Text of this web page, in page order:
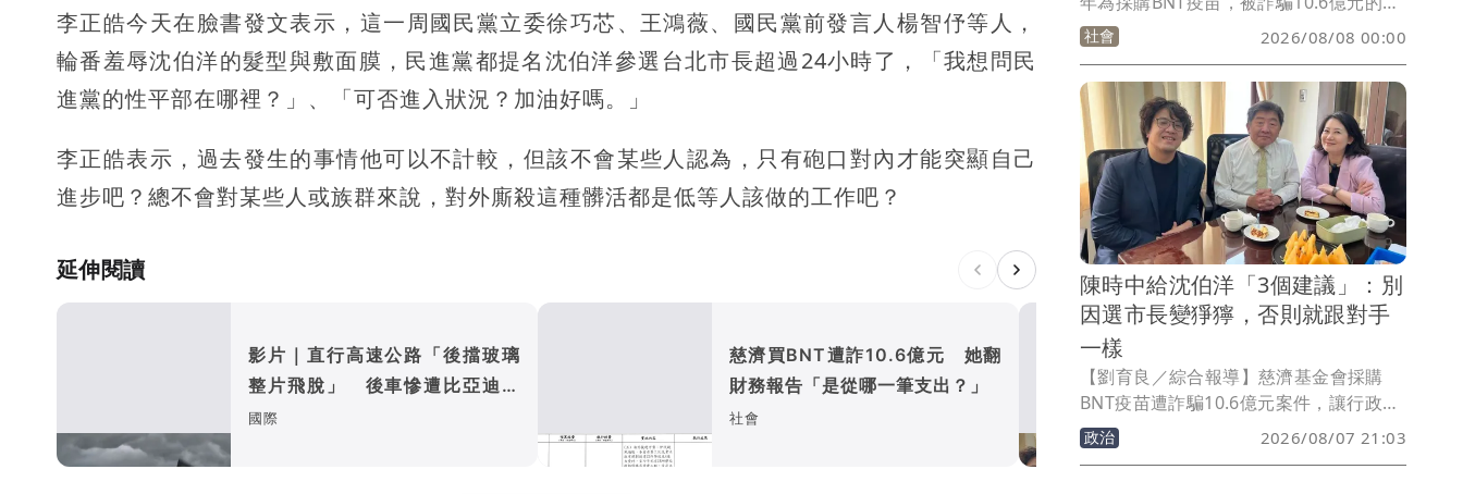
李正皓今天在臉書發文表示，這一周國民黨立委徐巧芯、王鴻薇、國民黨前發言人楊智伃等人，
輪番羞辱沈伯洋的髮型與敷面膜，民進黨都提名沈伯洋參選台北市長超過24小時了，「我想問民
進黨的性平部在哪裡？」、「可否進入狀況？加油好嗎。」
李正皓表示，過去發生的事情他可以不計較，但該不會某些人認為，只有砲口對內才能突顯自己
進步吧？總不會對某些人或族群來說，對外廝殺這種髒活都是低等人該做的工作吧？
延伸閱讀
影片｜直行高速公路「後擋玻璃
整片飛脫」 後車慘遭比亞迪擊
落
國際
慈濟買BNT遭詐10.6億元 她翻
財務報告「是從哪一筆支出？」
社會
因選市長變猙獰，否則就跟
一樣
「委任顧問費」，彰化律師公會前理事長
陳昱瑄等17人已遭台中地檢署依詐欺取財
等罪起訴。政治評論員吳靜怡昨則翻出慈
濟當年的財務報告，質疑這筆被騙的金
額，究竟是從哪筆經費支出的？
社會 2026/08/08 00:00
陳時中給沈伯洋「3個建議」：別
因選市長變猙獰，否則就跟對手
一樣
【劉育良／綜合報導】慈濟基金會採購
BNT疫苗遭詐騙10.6億元案件，讓行政院
政務委員陳時中再次成為話題人物，民進
黨台北市長參選人沈伯洋的競選總幹事、
政治 2026/08/07 21:03